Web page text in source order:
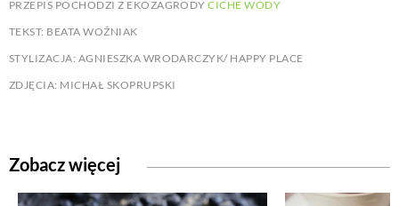
PRZEPIS POCHODZI Z EKOZAGRODYCICHE WODY
TEKST: BEATA WOŹNIAK
STYLIZACJA: AGNIESZKA WRODARCZYK/ HAPPY PLACE
ZDJĘCIA: MICHAŁ SKOPRUPSKI
Zobacz więcej